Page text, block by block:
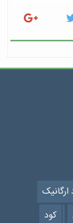
ارگانیک
کود